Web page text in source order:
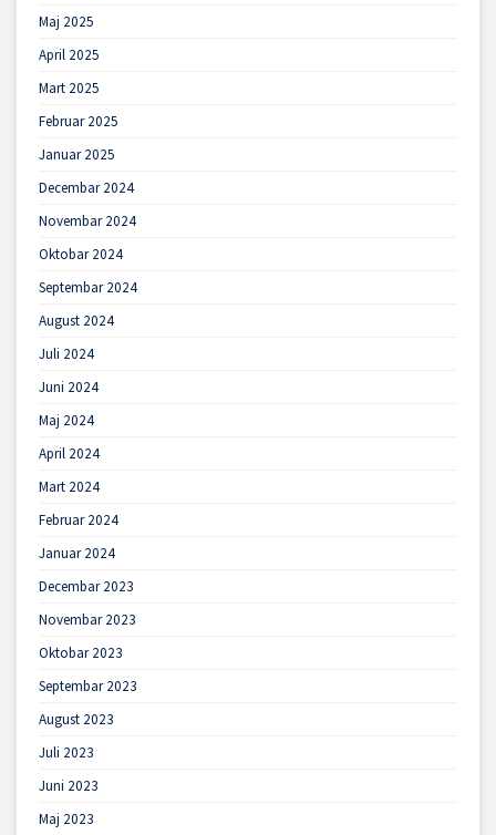
Maj 2025
April 2025
Mart 2025
Februar 2025
Januar 2025
Decembar 2024
Novembar 2024
Oktobar 2024
Septembar 2024
August 2024
Juli 2024
Juni 2024
Maj 2024
April 2024
Mart 2024
Februar 2024
Januar 2024
Decembar 2023
Novembar 2023
Oktobar 2023
Septembar 2023
August 2023
Juli 2023
Juni 2023
Maj 2023